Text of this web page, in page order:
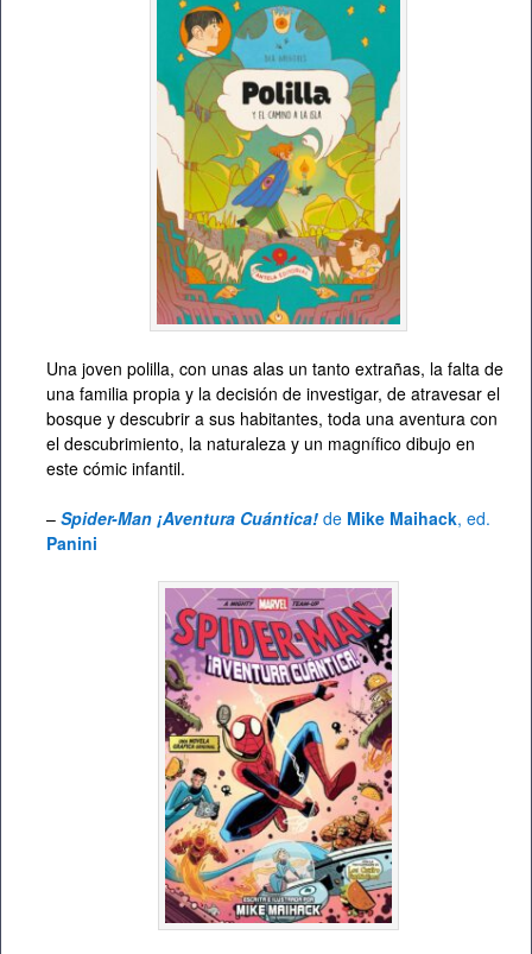
Una joven polilla, con unas alas un tanto extrañas, la falta de
una familia propia y la decisión de investigar, de atravesar el
bosque y descubrir a sus habitantes, toda una aventura con
el descubrimiento, la naturaleza y un magnífico dibujo en
este cómic infantil.
– Spider-Man ¡Aventura Cuántica! de Mike Maihack, ed.
Panini